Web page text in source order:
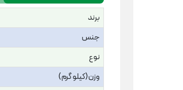
برند
جنس
نوع
وزن(کیلو گرم)